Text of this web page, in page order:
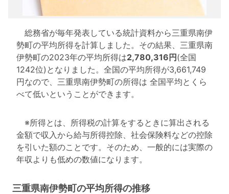
総務省が毎年発表している統計資料から三重県南伊
勢町の平均所得を計算しました。その結果、三重県南
伊勢町の2023年の平均所得は2,780,316円(全国
1242位)となりました。全国の平均所得が3,661,749
円なので、三重県南伊勢町の所得は 全国平均とくら
べて低いということができます。
※所得とは、所得税の計算をするときに算出される
金額で収入から給与所得控除、社会保険料などの控除
を引いた額のことです。そのため、一般的には実際の
年収よりも低めの数値になります。
三重県南伊勢町の平均所得の推移